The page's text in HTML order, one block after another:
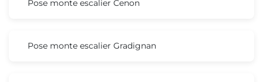
Pose monte escalier Cenon
Pose monte escalier Gradignan